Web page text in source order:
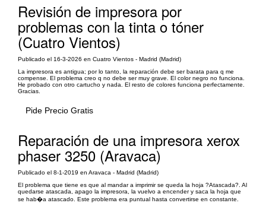
Revisión de impresora por
problemas con la tinta o tóner
(Cuatro Vientos)
Publicado el 16-3-2026 en Cuatro Vientos - Madrid (Madrid)
La impresora es antigua; por lo tanto, la reparación debe ser barata para q me
compense. El problema creo q no debe ser muy grave. El color negro no funciona.
He probado con otro cartucho y nada. El resto de colores funciona perfectamente.
Gracias.
Pide Precio Gratis
Reparación de una impresora xerox
phaser 3250 (Aravaca)
Publicado el 8-1-2019 en Aravaca - Madrid (Madrid)
El problema que tiene es que al mandar a imprimir se queda la hoja ?Atascada?. Al
quedarse atascada, apago la impresora, la vuelvo a encender y saca la hoja que
se hab�a atascado. Este problema era puntual hasta convertirse en constante.